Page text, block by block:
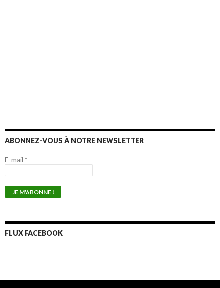
ABONNEZ-VOUS À NOTRE NEWSLETTER
E-mail *
FLUX FACEBOOK